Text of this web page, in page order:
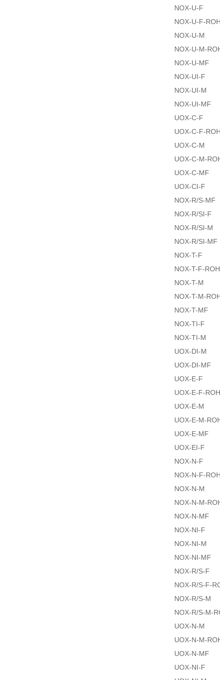
NOX-U-F
NOX-U-F-
NOX-U-M
NOX-U-M-
NOX-U-MF
NOX-UI-F
NOX-UI-M
NOX-UI-MF
UOX-C-F
UOX-C-F-
UOX-C-M
UOX-C-M-
UOX-C-MF
UOX-CI-F
NOX-R/S-MF
NOX-R/SI-F
NOX-R/SI-M
NOX-R/SI-MF
NOX-T-F
NOX-T-F-
NOX-T-M
NOX-T-M-
NOX-T-MF
NOX-TI-F
NOX-TI-M
UOX-DI-M
UOX-DI-MF
UOX-E-F
UOX-E-F-
UOX-E-M
UOX-E-M-
UOX-E-MF
UOX-EI-F
NOX-N-F
NOX-N-F-
NOX-N-M
NOX-N-M-
NOX-N-MF
NOX-NI-F
NOX-NI-M
NOX-NI-MF
NOX-R/S-F
NOX-R/S-F-
NOX-R/S-M
NOX-R/S-M-
UOX-N-M
UOX-N-M-
UOX-N-MF
UOX-NI-F